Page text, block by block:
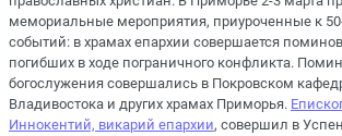
мемориальные мероприятия, приуроченные к
событий: в храмах епархии совершается
погибших в ходе пограничного конфликта.
богослужения совершались в Покровском
Владивостока и других храмах Приморья.
Иннокентий, викарий епархии, совершил в